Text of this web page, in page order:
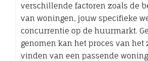
verschillende factoren zoals de
van woningen, jouw specifieke
concurrentie op de huurmarkt.
genomen kan het proces van het
vinden van een passende